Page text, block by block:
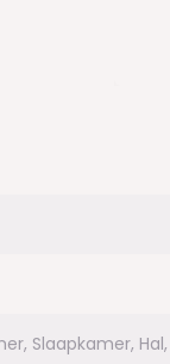
Slaapkamer,